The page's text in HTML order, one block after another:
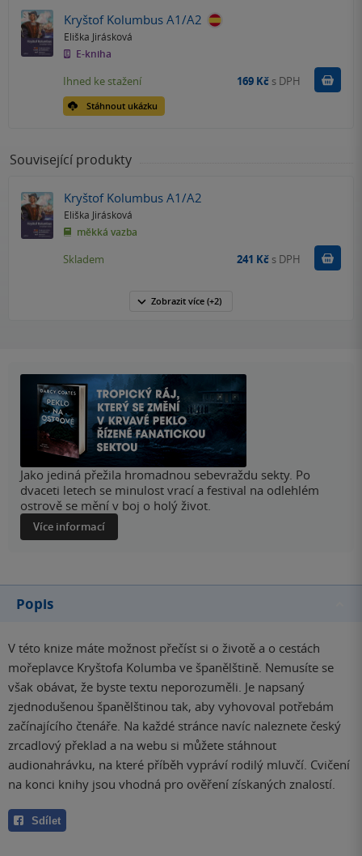
Kryštof Kolumbus A1/A2
Eliška Jirásková
E-kniha
Stáhnout ukázku
Ihned ke stažení 169 Kč s DPH Koupit
Související produkty
Kryštof Kolumbus A1/A2
Eliška Jirásková
měkká vazba
Skladem 241 Kč s DPH
Zobrazit více (+2)
Jako jediná přežila hromadnou sebevraždu sekty. Po
dvaceti letech se minulost vrací a festival na odlehlém
ostrově se mění v boj o holý život.
Více informací
Popis
V této knize máte možnost přečíst si o životě a o cestách
mořeplavce Kryštofa Kolumba ve španělštině. Nemusíte se
však obávat, že byste textu neporozuměli. Je napsaný
zjednodušenou španělštinou tak, aby vyhovoval potřebám
začínajícího čtenáře. Na každé stránce navíc naleznete český
zrcadlový překlad a na webu si můžete stáhnout
audionahrávku, na které příběh vypráví rodilý mluvčí. Cvičení
na konci knihy jsou vhodná pro ověření získaných znalostí.
Sdílet